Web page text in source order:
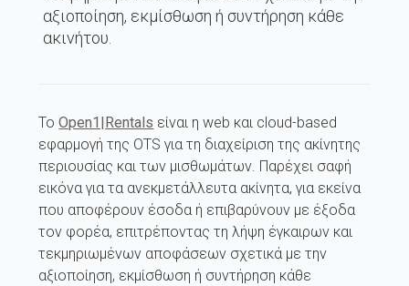
αξιοποίηση, εκμίσθωση ή συντήρηση κάθε
ακινήτου.
ΤοOpen1|Rentals είναι η web και cloud-based
εφαρμογή της OTS για τη διαχείριση της ακίνητης
περιουσίας και των μισθωμάτων. Παρέχει σαφή
εικόνα για τα ανεκμετάλλευτα ακίνητα, για εκείνα
που αποφέρουν έσοδα ή επιβαρύνουν με έξοδα
τον φορέα, επιτρέποντας τη λήψη έγκαιρων και
τεκμηριωμένων αποφάσεων σχετικά με την
αξιοποίηση, εκμίσθωση ή συντήρηση κάθε